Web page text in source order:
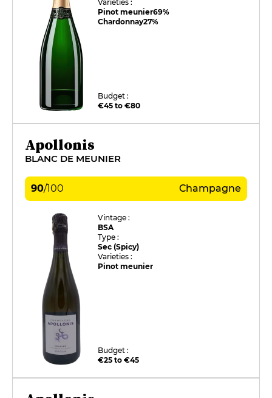
Varieties :
Pinot meunier69%
Chardonnay27%
Budget :
€45 to €80
Apollonis
BLANC DE MEUNIER
90/100 Champagne
Vintage :
BSA
Type :
Sec (Spicy)
Varieties :
Pinot meunier
Budget :
€25 to €45